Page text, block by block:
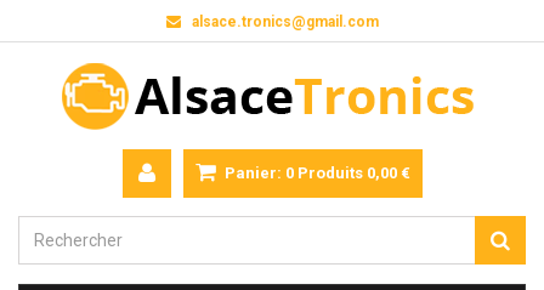
alsace.tronics@gmail.com
Panier: 0 Produits 0,00 €